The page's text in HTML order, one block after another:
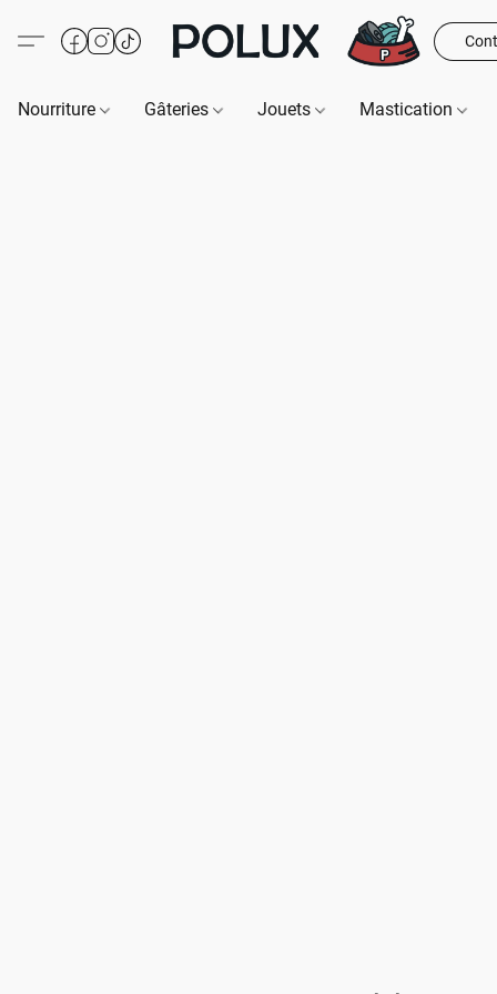
Nourriture Gâteries Jouets Mastication